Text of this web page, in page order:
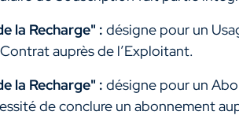
la Recharge" : désigne pour un
auprès de l’Exploitant.
la Recharge" : désigne pour un
de conclure un abonnement